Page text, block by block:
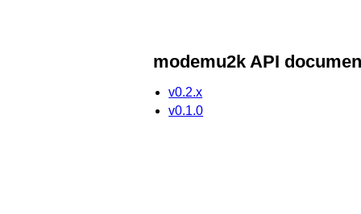
modemu2k API
v0.2.x
v0.1.0